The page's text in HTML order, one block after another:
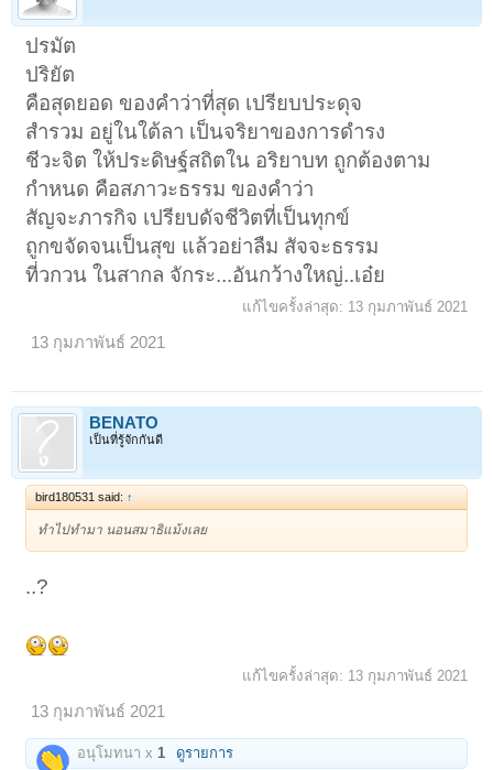
ปรมัต
ปริยัต
คือสุดยอด ของคำว่าที่สุด เปรียบประดุจ
สำรวม อยู่ในใต้ลา เป็นจริยาของการดำรง
ชีวะจิต ให้ประดิษฐ์สถิตใน อริยาบท ถูกต้องตาม
กำหนด คือสภาวะธรรม ของคำว่า
สัญจะภารกิจ เปรียบดัจชีวิตที่เป็นทุกข์
ถูกขจัดจนเป็นสุข แล้วอย่าลืม สัจจะธรรม
ที่วกวน ในสากล จักระ...อันกว้างใหญ่..เอ๋ย
แก้ไขครั้งล่าสุด: 13 กุมภาพันธ์ 2021
13 กุมภาพันธ์ 2021
BENATO
เป็นที่รู้จักกันดี
bird180531 said: ↑
ทำไปทำมา นอนสมาธิแม้งเลย
..?
แก้ไขครั้งล่าสุด: 13 กุมภาพันธ์ 2021
13 กุมภาพันธ์ 2021
อนุโมทนา x 1 ดูรายการ